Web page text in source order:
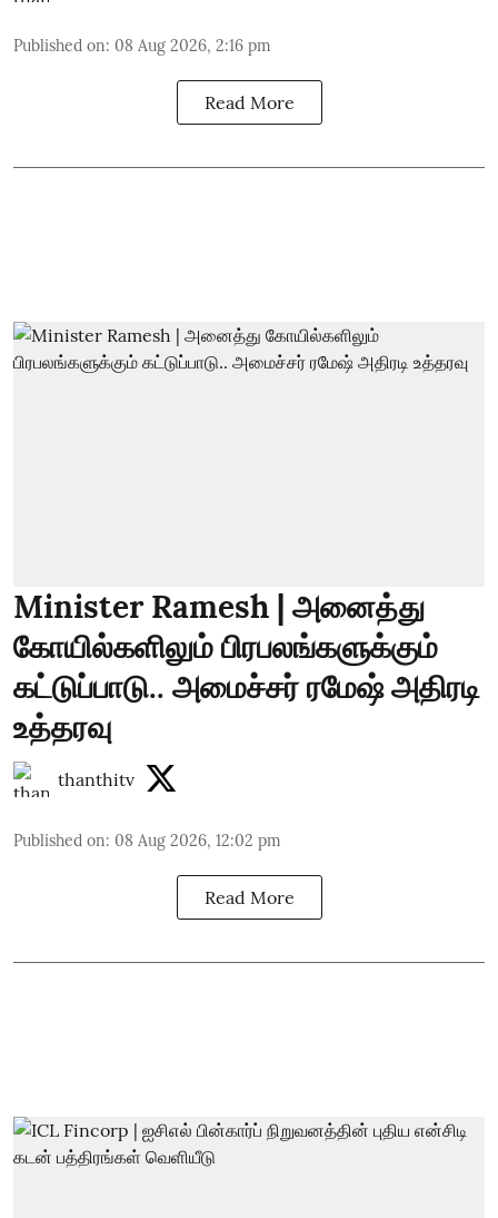
Published on: 08 Aug 2026, 2:16 pm
Read More
Minister Ramesh | அனைத்து
கோயில்களிலும் பிரபலங்களுக்கும்
கட்டுப்பாடு.. அமைச்சர் ரமேஷ் அதிரடி
உத்தரவு
thanthitv
Published on: 08 Aug 2026, 12:02 pm
Read More